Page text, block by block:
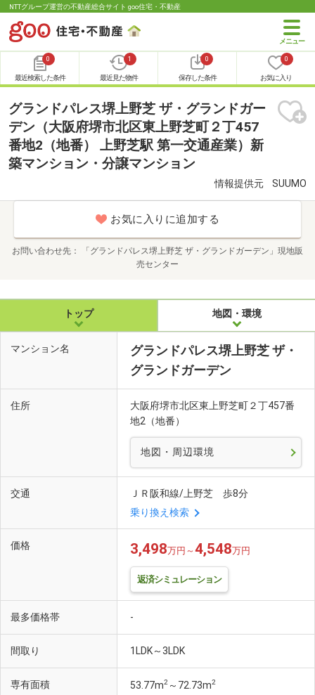
NTTグループ運営の不動産総合サイト goo住宅・不動産
0
最近検索した条件
1
最近見た物件
0
保存した条件
0
お気に入り
グランドパレス堺上野芝 ザ・グランドガー
デン（大阪府堺市北区東上野芝町２丁457
番地2（地番） 上野芝駅 第一交通産業）新
築マンション・分譲マンション
情報提供元 SUUMO
お気に入りに追加する
お問い合わせ先
「グランドパレス堺上野芝 ザ・グランドガーデン」現地販
売センター
トップ 地図・環境
マンション名
グランドパレス堺上野芝 ザ・
グランドガーデン
住所
大阪府堺市北区東上野芝町２丁457番
地2（地番）
地図・周辺環境
交通
ＪＲ阪和線/上野芝 歩8分
乗り換え検索
価格 3,498万円～ 4,548万円
返済シミュレーション
最多価格帯 -
間取り 1LDK～3LDK
専有面積 53.77m2 ～72.73m2